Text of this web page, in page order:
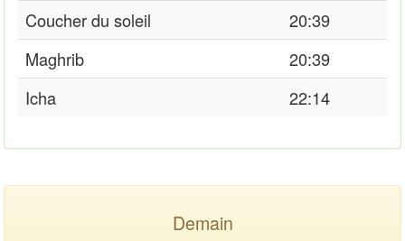
Coucher du soleil
20:39
Maghrib
20:39
Icha
22:14
Demain